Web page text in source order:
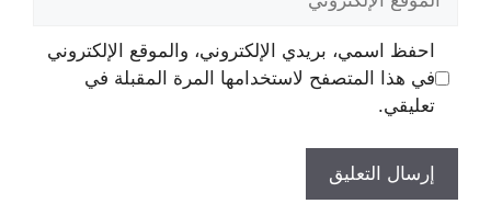
الإلكتروني
احفظ اسمي، بريدي الإلكتروني، والموقع الإلكتروني
في هذا المتصفح لاستخدامها المرة المقبلة في
تعليقي.